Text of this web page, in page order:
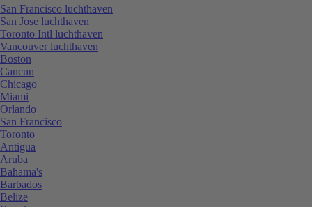
San Francisco luchthaven
San Jose luchthaven
Toronto Intl luchthaven
Vancouver luchthaven
Boston
Cancun
Chicago
Miami
Orlando
San Francisco
Toronto
Antigua
Aruba
Bahama's
Barbados
Belize